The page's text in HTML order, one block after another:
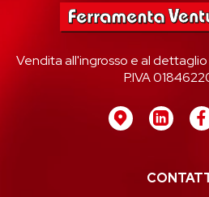
Vendita all'ingrosso e al
P.IVA